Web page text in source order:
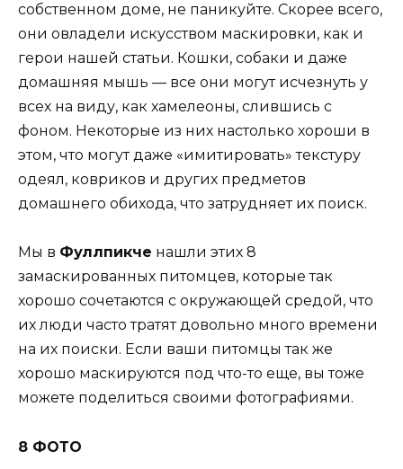
собственном доме, не паникуйте. Скорее всего,
они овладели искусством маскировки, как и
герои нашей статьи. Кошки, собаки и даже
домашняя мышь — все они могут исчезнуть у
всех на виду, как хамелеоны, слившись с
фоном. Некоторые из них настолько хороши в
этом, что могут даже «имитировать» текстуру
одеял, ковриков и других предметов
домашнего обихода, что затрудняет их поиск.
Мы в Фуллпикче нашли этих 8
замаскированных питомцев, которые так
хорошо сочетаются с окружающей средой, что
их люди часто тратят довольно много времени
на их поиски. Если ваши питомцы так же
хорошо маскируются под что-то еще, вы тоже
можете поделиться своими фотографиями.
8 ФОТО